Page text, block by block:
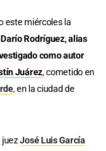
este miércoles la
Rodríguez, alias
como autor
Juárez, cometido en
, en la ciudad de
juezJosé Luis García